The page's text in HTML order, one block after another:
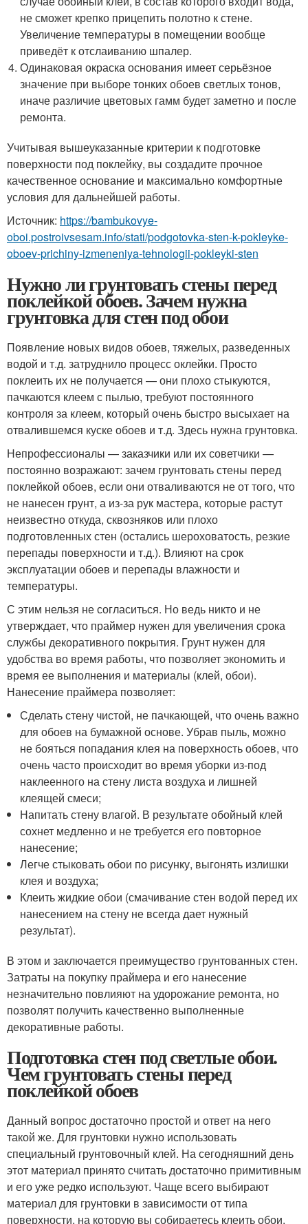
не сможет крепко прицепить полотно к стене.
Увеличение температуры в помещении вообще
приведёт к отслаиванию шпалер.
Одинаковая окраска основания имеет серьёзное
значение при выборе тонких обоев светлых тонов,
иначе различие цветовых гамм будет заметно и после
ремонта.
Учитывая вышеуказанные критерии к подготовке
поверхности под поклейку, вы создадите прочное
качественное основание и максимально комфортные
условия для дальнейшей работы.
Источник: https://bambukovye-
oboi.postroivsesam.info/stati/podgotovka-sten-k-pokleyke-
oboev-prichiny-izmeneniya-tehnologii-pokleyki-sten
Нужно ли грунтовать стены перед
поклейкой обоев. Зачем нужна
грунтовка для стен под обои
Появление новых видов обоев, тяжелых, разведенных
водой и т.д. затруднило процесс оклейки. Просто
поклеить их не получается — они плохо стыкуются,
пачкаются клеем с пылью, требуют постоянного
контроля за клеем, который очень быстро высыхает на
отвалившемся куске обоев и т.д. Здесь нужна грунтовка.
Непрофессионалы — заказчики или их советчики —
постоянно возражают: зачем грунтовать стены перед
поклейкой обоев, если они отваливаются не от того, что
не нанесен грунт, а из-за рук мастера, которые растут
неизвестно откуда, сквозняков или плохо
подготовленных стен (остались шероховатость, резкие
перепады поверхности и т.д.). Влияют на срок
эксплуатации обоев и перепады влажности и
температуры.
С этим нельзя не согласиться. Но ведь никто и не
утверждает, что праймер нужен для увеличения срока
службы декоративного покрытия. Грунт нужен для
удобства во время работы, что позволяет экономить и
время ее выполнения и материалы (клей, обои).
Нанесение праймера позволяет:
Сделать стену чистой, не пачкающей, что очень важно
для обоев на бумажной основе. Убрав пыль, можно
не бояться попадания клея на поверхность обоев, что
очень часто происходит во время уборки из-под
наклеенного на стену листа воздуха и лишней
клеящей смеси;
Напитать стену влагой. В результате обойный клей
сохнет медленно и не требуется его повторное
нанесение;
Легче стыковать обои по рисунку, выгонять излишки
клея и воздуха;
Клеить жидкие обои (смачивание стен водой перед их
нанесением на стену не всегда дает нужный
результат).
В этом и заключается преимущество грунтованных стен.
Затраты на покупку праймера и его нанесение
незначительно повлияют на удорожание ремонта, но
позволят получить качественно выполненные
декоративные работы.
Подготовка стен под светлые обои.
Чем грунтовать стены перед
поклейкой обоев
Данный вопрос достаточно простой и ответ на него
такой же. Для грунтовки нужно использовать
специальный грунтовочный клей. На сегодняшний день
этот материал принято считать достаточно примитивным
и его уже редко используют. Чаще всего выбирают
материал для грунтовки в зависимости от типа
поверхности, на которую вы собираетесь клеить обои.